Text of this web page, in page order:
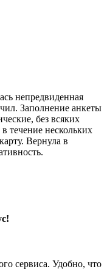
непредвиденная
Заполнение анкеты
без всяких
течение нескольких
Вернула в
сервиса. Удобно, что